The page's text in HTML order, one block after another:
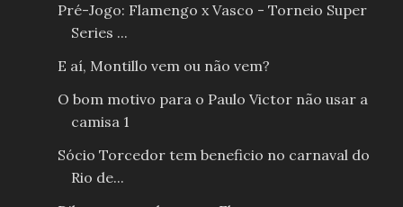
Pré-Jogo: Flamengo x Vasco - Torneio Super
Series ...
E aí, Montillo vem ou não vem?
O bom motivo para o Paulo Victor não usar a
camisa 1
Sócio Torcedor tem beneficio no carnaval do
Rio de...